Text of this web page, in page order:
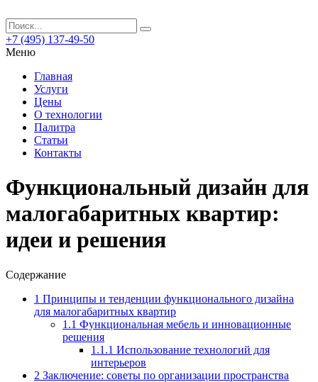
+7 (495) 137-49-50
Меню
Главная
Услуги
Цены
О технологии
Палитра
Статьи
Контакты
Функциональный дизайн для
малогабаритных квартир:
идеи и решения
Содержание
1 Принципы и тенденции функционального дизайна
для малогабаритных квартир
1.1 Функциональная мебель и инновационные
решения
1.1.1 Использование технологий для
интерьеров
2 Заключение: советы по организации пространства